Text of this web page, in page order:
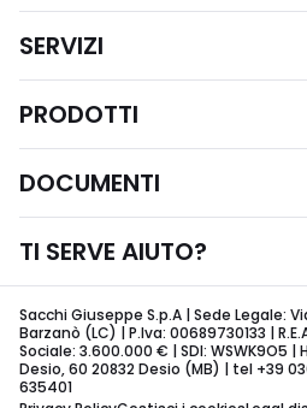
SERVIZI
PRODOTTI
DOCUMENTI
TI SERVE AIUTO?
Sacchi Giuseppe S.p.A | Sede Legale:
Barzanò (LC) | P.Iva: 00689730133 |
Sociale: 3.600.000 € | SDI: WSWK9O5
Desio, 60 20832 Desio (MB) | tel +39
635401